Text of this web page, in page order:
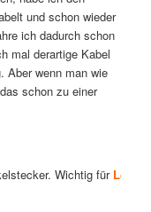
und schon wieder
ich dadurch schon
mal derartige Kabel
Aber wenn man wie
schon zu einer
Wichtig für Lo